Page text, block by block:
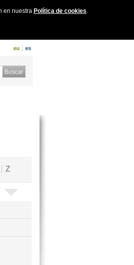
en nuestra Política de cookies.
eu es
Z